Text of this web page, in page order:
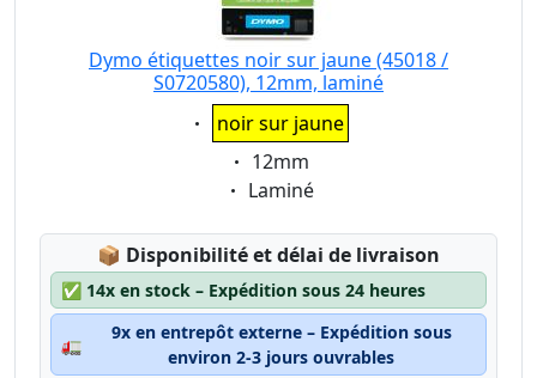
Dymo étiquettes noir sur jaune (45018 /
S0720580), 12mm, laminé
Eigenschaft:
noir sur jaune
Eigenschaft:
12mm
Eigenschaft:
Laminé
📦 Lagerstatus:
Disponibilité et délai de livraison
✅ 14x en stock – Expédition sous 24 heures
🚛
9x en entrepôt externe – Expédition sous
environ 2-3 jours ouvrables